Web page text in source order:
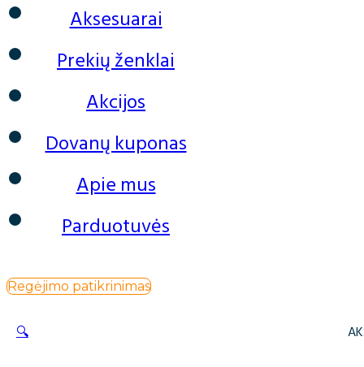
Aksesuarai
Prekių ženklai
Akcijos
Dovanų kuponas
Apie mus
Parduotuvės
Regėjimo patikrinimas
🔍